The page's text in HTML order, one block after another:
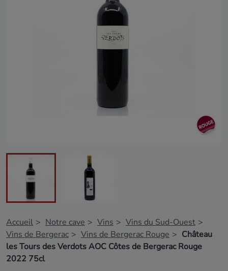
Accueil Notre cave Vins
Vins du Sud-Ouest
Vins de Bergerac
Vins de Bergerac Rouge
Château
les Tours des Verdots AOC Côtes de Bergerac Rouge
2022 75cl